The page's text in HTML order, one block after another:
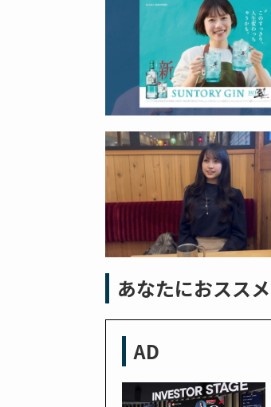
あなたにおスス
AD